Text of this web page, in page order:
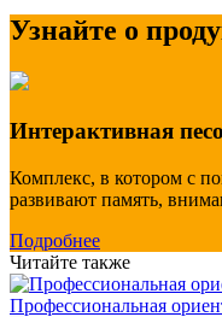
Узнайте о
Интерактивная
Комплекс, в котором с
развивают память,
Подробнее
Читайте также
Профессиональная